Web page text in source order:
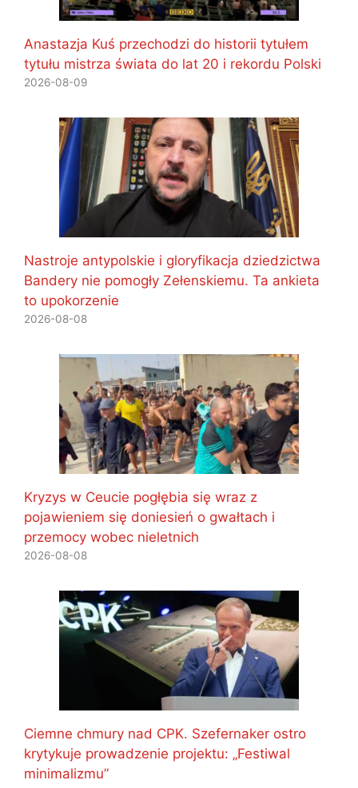
Anastazja Kuś przechodzi do historii tytułem
tytułu mistrza świata do lat 20 i rekordu Polski
2026-08-09
Nastroje antypolskie i gloryfikacja dziedzictwa
Bandery nie pomogły Zełenskiemu. Ta ankieta
to upokorzenie
2026-08-08
Kryzys w Ceucie pogłębia się wraz z
pojawieniem się doniesień o gwałtach i
przemocy wobec nieletnich
2026-08-08
Ciemne chmury nad CPK. Szefernaker ostro
krytykuje prowadzenie projektu: „Festiwal
minimalizmu”